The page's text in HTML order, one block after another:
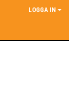
LOGGA IN